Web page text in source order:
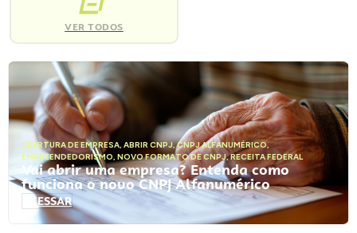
VER TODOS
ABERTURA DE EMPRESA, ABRIR CNPJ,CNPJ ALFANUMÉRICO,
EMPREENDEDORISMO, NOVO FORMATO DE CNPJ,RECEITA FEDERAL
Vai abrir uma empresa? Entenda como
funciona o novo CNPJ Alfanumérico
ACESSAR